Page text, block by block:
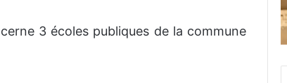
3 écoles publiques de la commune